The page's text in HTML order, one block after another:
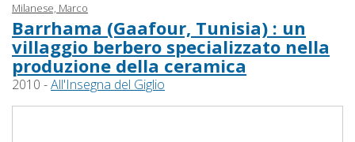
Milanese, Marco
Barrhama (Gaafour, Tunisia) : un
villaggio berbero specializzato nella
produzione della ceramica
2010 -All'Insegna del Giglio